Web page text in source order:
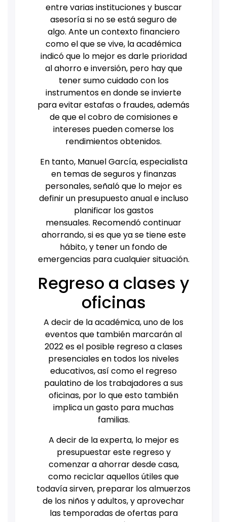
entre varias instituciones y buscar
asesoría si no se está seguro de
algo. Ante un contexto financiero
como el que se vive, la académica
indicó que lo mejor es darle prioridad
al ahorro e inversión, pero hay que
tener sumo cuidado con los
instrumentos en donde se invierte
para evitar estafas o fraudes, además
de que el cobro de comisiones e
intereses pueden comerse los
rendimientos obtenidos.
En tanto, Manuel García, especialista
en temas de seguros y finanzas
personales, señaló que lo mejor es
definir un presupuesto anual e incluso
planificar los gastos
mensuales. Recomendó continuar
ahorrando, si es que ya se tiene este
hábito, y tener un fondo de
emergencias para cualquier situación.
Regreso a clases y
oficinas
A decir de la académica, uno de los
eventos que también marcarán al
2022 es el posible regreso a clases
presenciales en todos los niveles
educativos, así como el regreso
paulatino de los trabajadores a sus
oficinas, por lo que esto también
implica un gasto para muchas
familias.
A decir de la experta, lo mejor es
presupuestar este regreso y
comenzar a ahorrar desde casa,
como reciclar aquellos útiles que
todavía sirven, preparar los almuerzos
de los niños y adultos, y aprovechar
las temporadas de ofertas para